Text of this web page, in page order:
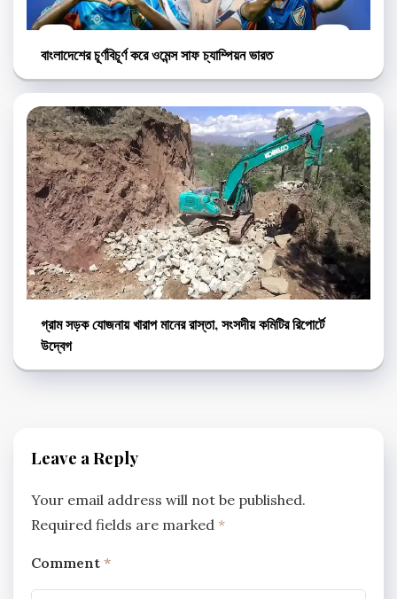
বাংলাদেশের চূর্ণবিচূর্ণ করে ওমেন্স সাফ চ্যাম্পিয়ন ভারত
গ্রাম সড়ক যোজনায় খারাপ মানের রাস্তা, সংসদীয় কমিটির রিপোর্টে
উদ্বেগ
Leave a Reply
Your email address will not be published.
Required fields are marked *
Comment *